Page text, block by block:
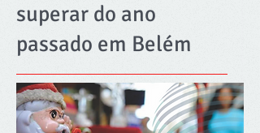
superar do ano
passado em Belém